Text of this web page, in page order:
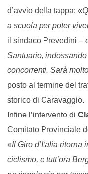
d’avvio della tappa: «
a scuola per poter
il sindaco Prevedini –
Santuario,
concorrenti. Sarà
posto al termine del
storico di Caravaggio.
Infine l’intervento di
Comitato Provinciale
«Il Giro d’Italia ritorna
ciclismo, e tutt’ora